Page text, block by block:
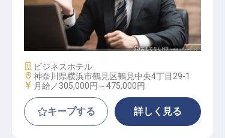
支配人候補
施設業態
ビジネスホテル
勤務地
神奈川県横浜市鶴見区鶴見中央4丁目29-1
給与
月給／305,000円～475,000円
キープする 詳しく見る